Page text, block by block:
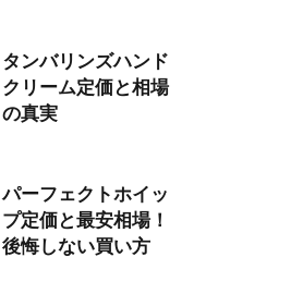
タンバリンズハンド
クリーム定価と相場
の真実
パーフェクトホイッ
プ定価と最安相場！
後悔しない買い方